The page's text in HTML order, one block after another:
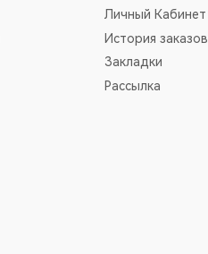
Личный Кабинет
История заказов
Закладки
Рассылка